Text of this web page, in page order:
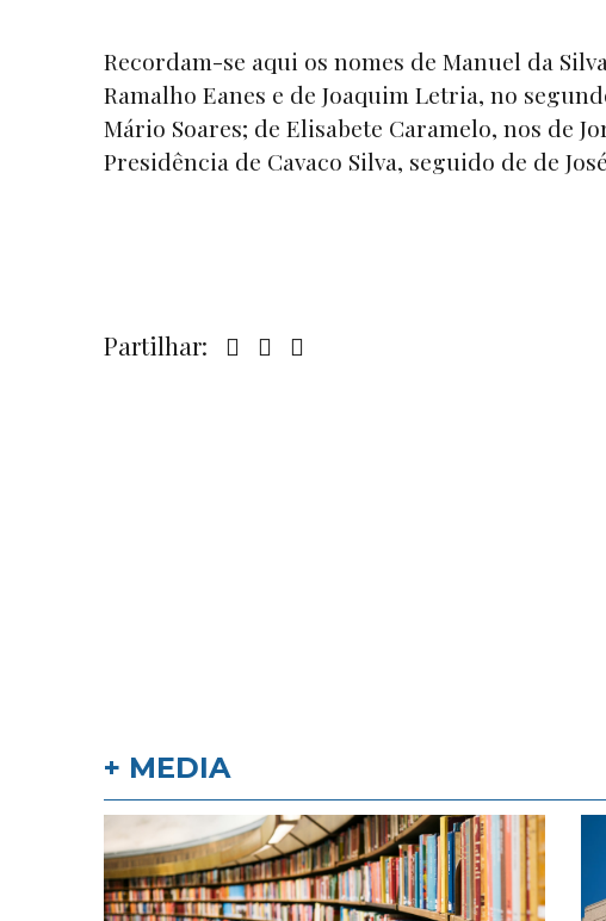
Recordam-se aqui os nomes de Manuel da
Ramalho Eanes e de Joaquim Letria, no
Mário Soares; de Elisabete Caramelo, nos de
Presidência de Cavaco Silva, seguido de de
Partilhar:
+ MEDIA